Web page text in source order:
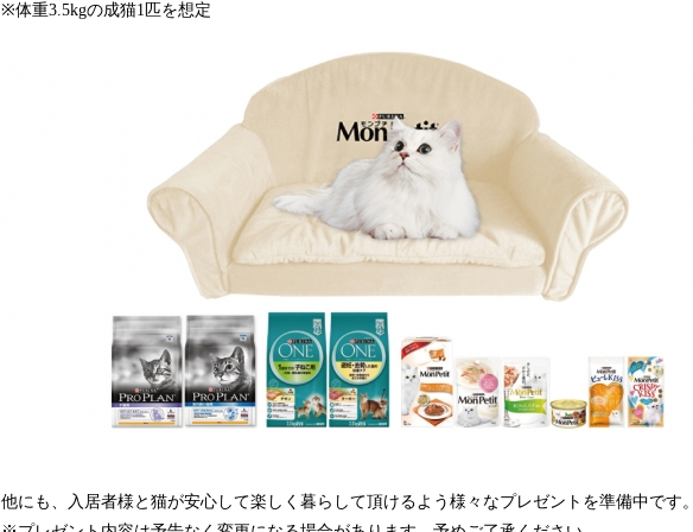
※体重3.5kgの成猫1匹を想定
他にも、入居者様と猫が安心して楽しく暮らして頂けるよう様々なプレゼントを準備中です